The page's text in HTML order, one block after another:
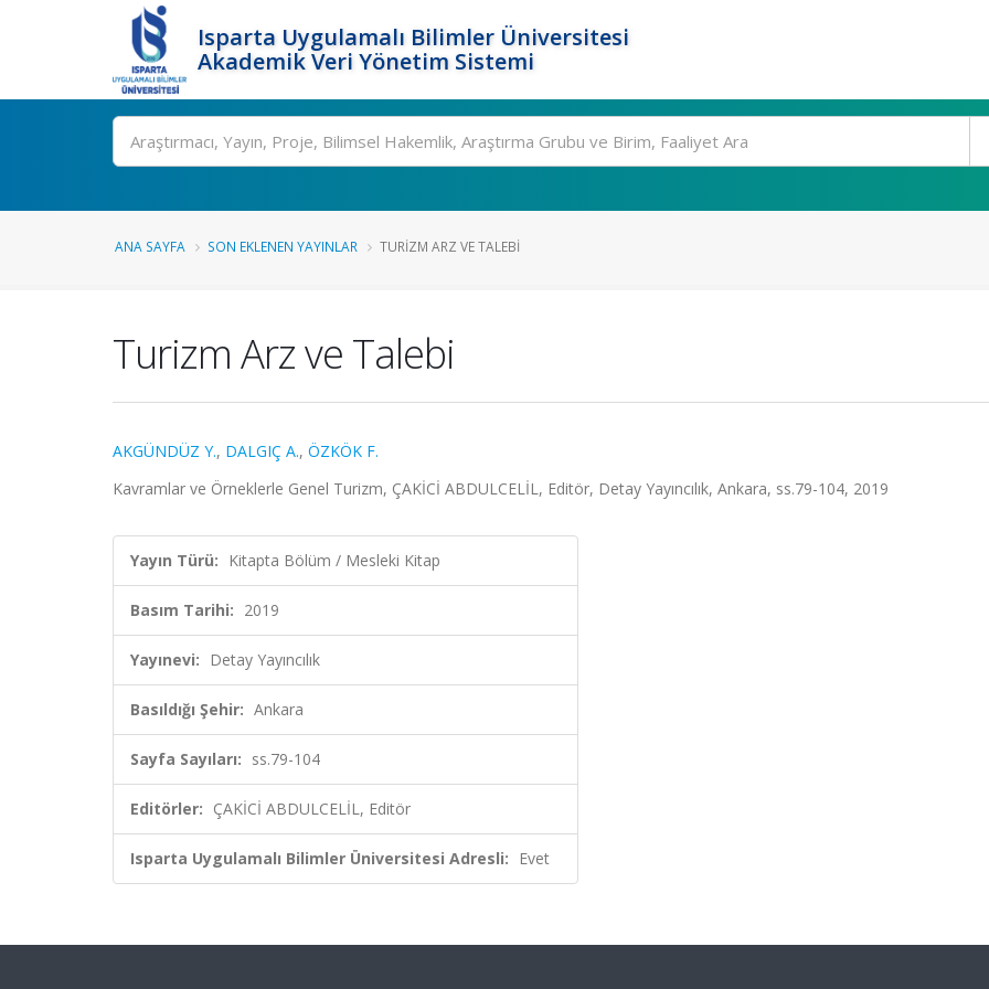
Isparta Uygulamalı Bilimler Üniversitesi
Akademik Veri Yönetim Sistemi
Ara
ANA SAYFA SON EKLENEN YAYINLAR TURIZM ARZ VE TALEBI
Turizm Arz ve Talebi
AKGÜNDÜZ Y., DALGIÇ A., ÖZKÖK F.
Kavramlar ve Örneklerle Genel Turizm, ÇAKİCİ ABDULCELİL, Editör, Detay Yayıncılık, Ankara, ss.79-104, 2019
Yayın Türü: Kitapta Bölüm / Mesleki Kitap
Basım Tarihi: 2019
Yayınevi: Detay Yayıncılık
Basıldığı Şehir: Ankara
Sayfa Sayıları: ss.79-104
Editörler: ÇAKİCİ ABDULCELİL, Editör
Isparta Uygulamalı Bilimler Üniversitesi Adresli: Evet